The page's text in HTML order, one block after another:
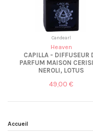
Candearl
Heaven
CAPILLA - DIFFUSEUR
PARFUM MAISON
NEROLI, LOTUS
49,00 €
Accueil